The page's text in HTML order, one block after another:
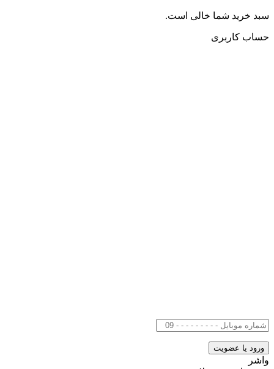
سبد خرید شما خالی است.
حساب کاربری
واشر